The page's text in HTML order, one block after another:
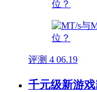
评测 4 06.19
千元级新游